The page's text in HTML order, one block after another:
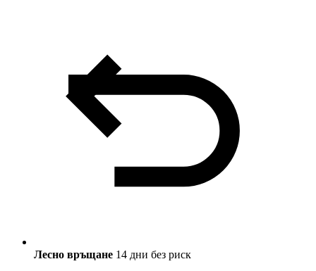
Лесно връщане 14 дни без риск